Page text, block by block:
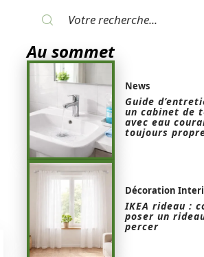
Au sommet
News
Guide
un cabinet de
avec eau
toujours
Décoration
IKEA rideau :
poser un
percer